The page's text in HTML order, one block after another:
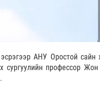
АНУ Оростой сайн
сургуулийн профессор